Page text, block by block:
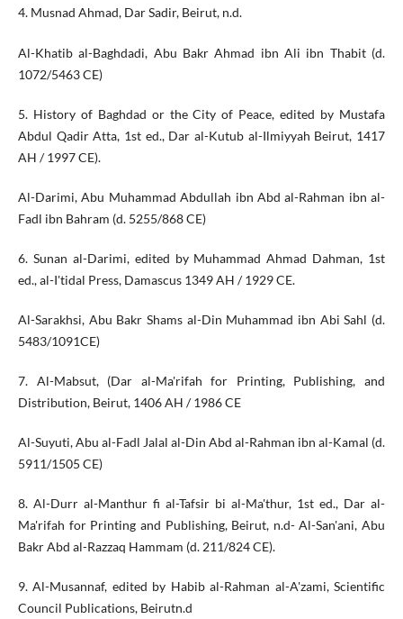
4. Musnad Ahmad, Dar Sadir, Beirut, n.d.
Al-Khatib al-Baghdadi, Abu Bakr Ahmad ibn Ali ibn Thabit (d.
1072/5463 CE)
5. History of Baghdad or the City of Peace, edited by Mustafa
Abdul Qadir Atta, 1st ed., Dar al-Kutub al-Ilmiyyah Beirut, 1417
AH / 1997 CE).
Al-Darimi, Abu Muhammad Abdullah ibn Abd al-Rahman ibn al-
Fadl ibn Bahram (d. 5255/868 CE)
6. Sunan al-Darimi, edited by Muhammad Ahmad Dahman, 1st
ed., al-I'tidal Press, Damascus 1349 AH / 1929 CE.
Al-Sarakhsi, Abu Bakr Shams al-Din Muhammad ibn Abi Sahl (d.
5483/1091CE)
7. Al-Mabsut, (Dar al-Ma'rifah for Printing, Publishing, and
Distribution, Beirut, 1406 AH / 1986 CE
Al-Suyuti, Abu al-Fadl Jalal al-Din Abd al-Rahman ibn al-Kamal (d.
5911/1505 CE)
8. Al-Durr al-Manthur fi al-Tafsir bi al-Ma'thur, 1st ed., Dar al-
Ma'rifah for Printing and Publishing, Beirut, n.d- Al-San'ani, Abu
Bakr Abd al-Razzaq Hammam (d. 211/824 CE).
9. Al-Musannaf, edited by Habib al-Rahman al-A'zami, Scientific
Council Publications, Beirutn.d